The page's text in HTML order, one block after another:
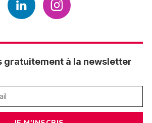
gratuitement à la newsletter